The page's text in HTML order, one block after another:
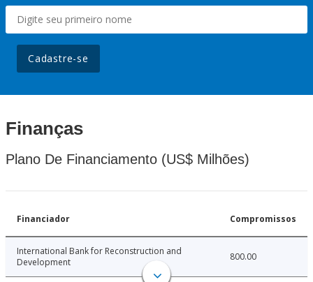
Cadastre-se
Finanças
Plano De Financiamento (US$ Milhões)
Financiador Compromissos
International Bank for Reconstruction and
Development
800.00